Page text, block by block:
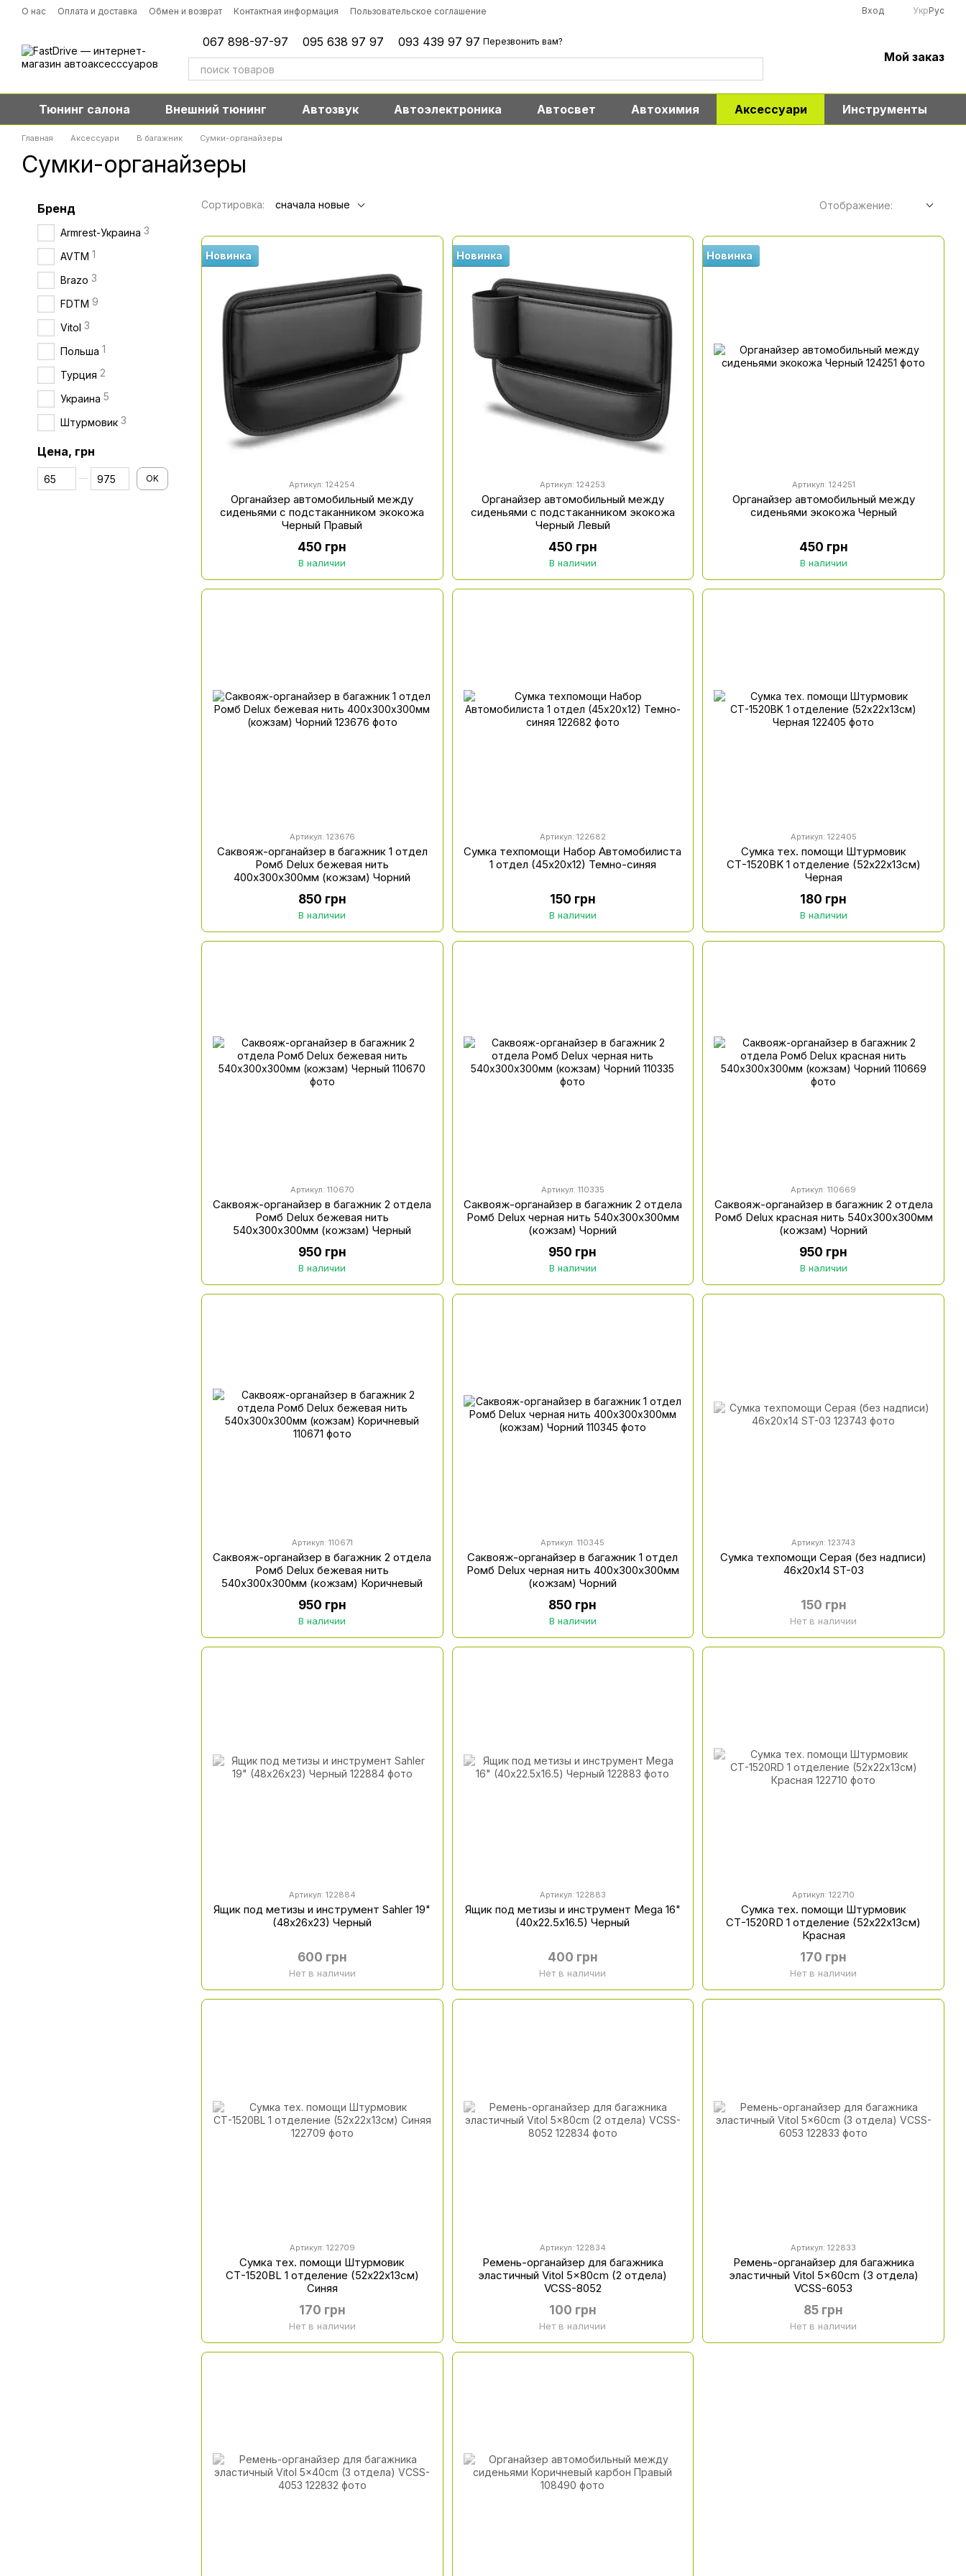
Перейти к основному контенту
О нас Оплата и доставка Обмен и возврат Контактная информация Пользовательское соглашение Вход УкрРус
067 898-97-97 095 638 97 97 093 439 97 97 Перезвонить вам?
Мой заказ
Тюнинг салона Внешний тюнинг Автозвук Автоэлектроника Автосвет Автохимия Аксессуари Инструменты
Главная Аксессуари В багажник Сумки-органайзеры
Сумки-органайзеры
Сортировка: сначала новые Отображение:
Новинка
Артикул: 124254
Органайзер автомобильный между
сиденьями с подстаканником экокожа
Черный Правый
450 грн
В наличии
Новинка
Артикул: 124253
Органайзер автомобильный между
сиденьями с подстаканником экокожа
Черный Левый
450 грн
В наличии
Новинка
Артикул: 124251
Органайзер автомобильный между
сиденьями экокожа Черный
450 грн
В наличии
Артикул: 123676
Саквояж-органайзер в багажник 1 отдел
Ромб Delux бежевая нить
400х300х300мм (кожзам) Чорний
850 грн
В наличии
Артикул: 122682
Сумка техпомощи Набор Автомобилиста
1 отдел (45х20х12) Темно-синяя
150 грн
В наличии
Артикул: 122405
Сумка тех. помощи Штурмовик
СТ-1520BK 1 отделение (52х22х13см)
Черная
180 грн
В наличии
Артикул: 110670
Саквояж-органайзер в багажник 2 отдела
Ромб Delux бежевая нить
540х300х300мм (кожзам) Черный
950 грн
В наличии
Артикул: 110335
Саквояж-органайзер в багажник 2 отдела
Ромб Delux черная нить 540х300х300мм
(кожзам) Чорний
950 грн
В наличии
Артикул: 110669
Саквояж-органайзер в багажник 2 отдела
Ромб Delux красная нить 540х300х300мм
(кожзам) Чорний
950 грн
В наличии
Артикул: 110671
Саквояж-органайзер в багажник 2 отдела
Ромб Delux бежевая нить
540х300х300мм (кожзам) Коричневый
950 грн
В наличии
Артикул: 110345
Саквояж-органайзер в багажник 1 отдел
Ромб Delux черная нить 400х300х300мм
(кожзам) Чорний
850 грн
В наличии
Артикул: 123743
Сумка техпомощи Серая (без надписи)
46х20х14 ST-03
150 грн
Нет в наличии
Артикул: 122884
Ящик под метизы и инструмент Sahler 19"
(48х26х23) Черный
600 грн
Нет в наличии
Артикул: 122883
Ящик под метизы и инструмент Mega 16"
(40х22.5х16.5) Черный
400 грн
Нет в наличии
Артикул: 122710
Сумка тех. помощи Штурмовик
СТ-1520RD 1 отделение (52х22х13см)
Красная
170 грн
Нет в наличии
Артикул: 122709
Сумка тех. помощи Штурмовик
СТ-1520BL 1 отделение (52х22х13см)
Синяя
170 грн
Нет в наличии
Артикул: 122834
Ремень-органайзер для багажника
эластичный Vitol 5x80cm (2 отдела)
VCSS-8052
100 грн
Нет в наличии
Артикул: 122833
Ремень-органайзер для багажника
эластичный Vitol 5x60cm (3 отдела)
VCSS-6053
85 грн
Нет в наличии
Бренд
Armrest-Украина 3
AVTM 1
Brazo 3
FDTM 9
Vitol 3
Польша 1
Турция 2
Украина 5
Штурмовик 3
Цена, грн
От Цена, грн
До Цена, грн OK